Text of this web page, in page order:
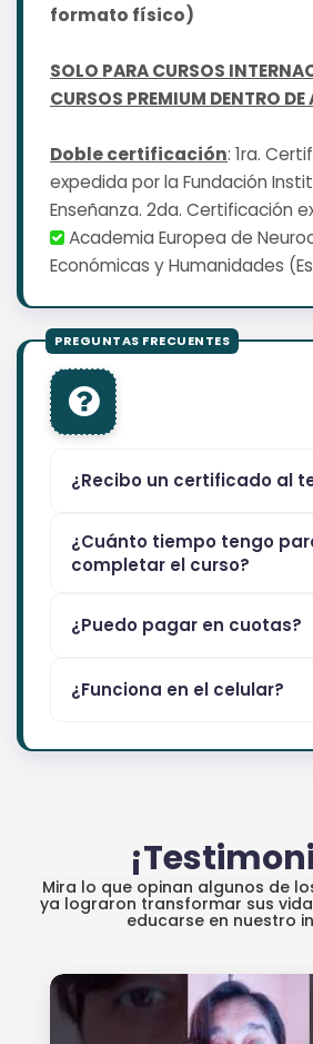
formato físico)
SOLO PARA CURSOS
CURSOS PREMIUM DENTRO
Doble certificación: 1ra.
expedida por la Fundación
Enseñanza. 2da. Certificación
Academia Europea de
Económicas y Humanidades
¿Recibo un certificado al
¿Cuánto tiempo tengo
completar el curso?
¿Puedo pagar en cuotas?
¿Funciona en el celular?
Mira lo que opinan algunos de
ya lograron transformar sus
educarse en nuestro